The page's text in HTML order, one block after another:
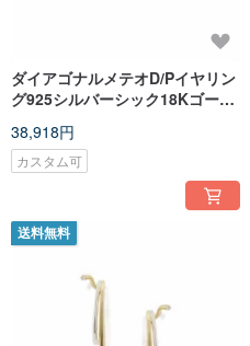
ダイアゴナルメテオD/Pイヤリン
グ925シルバーシック18Kゴール
38,918円
カスタム可
送料無料